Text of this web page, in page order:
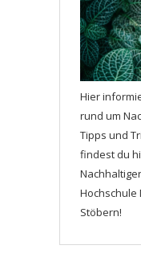
Hier
rund um
Tipps und
findest du
Hochschule
Stöbern!